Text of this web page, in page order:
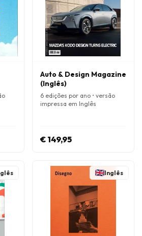
Auto & Design Magazine
(Inglês)
6 edições por ano • versão
impressa em Inglês
€ 149,95
Inglês